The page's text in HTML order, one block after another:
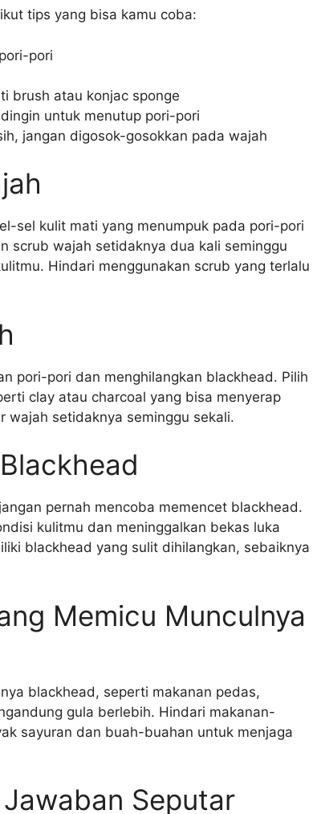
tips yang bisa kamu coba:
pori
brush atau konjac sponge
untuk menutup pori-pori
jangan digosok-gosokkan pada wajah
sel kulit mati yang menumpuk pada pori-pori
scrub wajah setidaknya dua kali seminggu
Hindari menggunakan scrub yang terlalu
pori-pori dan menghilangkan blackhead. Pilih
clay atau charcoal yang bisa menyerap
wajah setidaknya seminggu sekali.
pernah mencoba memencet blackhead.
kulitmu dan meninggalkan bekas luka
blackhead yang sulit dihilangkan, sebaiknya
Memicu Munculnya
blackhead, seperti makanan pedas,
gula berlebih. Hindari makanan-
sayuran dan buah-buahan untuk menjaga
Seputar